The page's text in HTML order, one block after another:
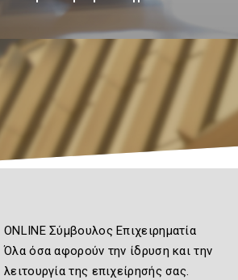
ONLINE Σύμβουλος Επιχειρηματία
Όλα όσα αφορούν την ίδρυση και την
λειτουργία της επιχείρησής σας.